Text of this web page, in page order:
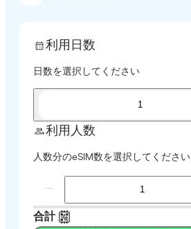
利用日数
日数を選択してください
1
利用人数
人数分のeSIM数を選択してください
合計